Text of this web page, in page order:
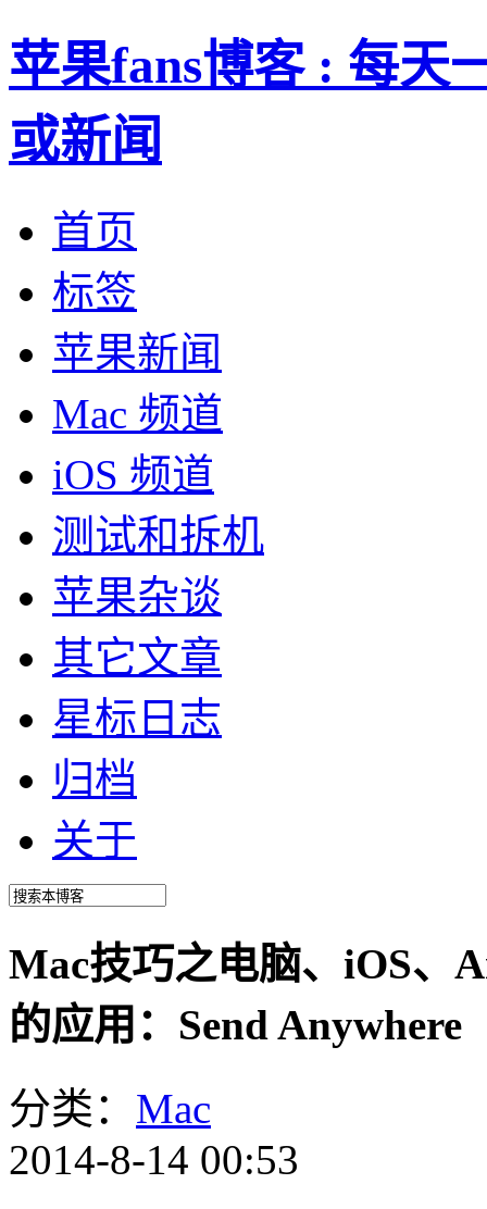
苹果fans博客 : 每天
或新闻
首页
标签
苹果新闻
Mac 频道
iOS 频道
测试和拆机
苹果杂谈
其它文章
星标日志
归档
关于
Mac技巧之电脑、iOS、
的应用：Send Anywhere
分类： Mac
2014-8-14 00:53